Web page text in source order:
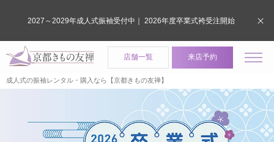
店舗一覧 来店予約
成人式の振袖レンタル・購入なら【京都きもの友禅】
2027～2029年成人式振袖受付中｜ 2026年度卒業式袴受注開始